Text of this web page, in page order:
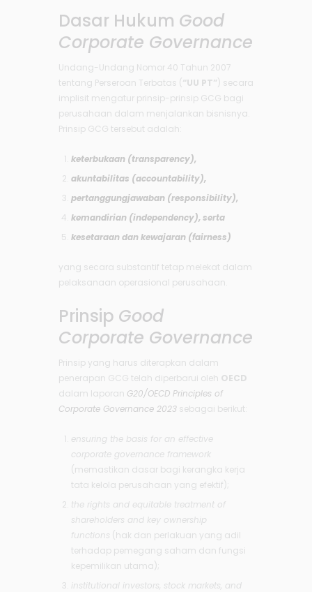
Dasar Hukum Good
Corporate Governance
Undang-Undang Nomor 40 Tahun 2007
tentang Perseroan Terbatas (“UU PT” ) secara
implisit mengatur prinsip-prinsip GCG bagi
perusahaan dalam menjalankan bisnisnya.
Prinsip GCG tersebut adalah:
keterbukaan (transparency),
akuntabilitas (accountability),
pertanggungjawaban (responsibility),
kemandirian (independency), serta
kesetaraan dan kewajaran (fairness)
yang secara substantif tetap melekat dalam
pelaksanaan operasional perusahaan.
Prinsip Good
Corporate Governance
Prinsip yang harus diterapkan dalam
penerapan GCG telah diperbarui oleh OECD
dalam laporan G20/OECD Principles of
Corporate Governance 2023 sebagai berikut:
ensuring the basis for an effective
corporate governance framework
(memastikan dasar bagi kerangka kerja
tata kelola perusahaan yang efektif);
the rights and equitable treatment of
shareholders and key ownership
functions (hak dan perlakuan yang adil
terhadap pemegang saham dan fungsi
kepemilikan utama);
institutional investors, stock markets, and